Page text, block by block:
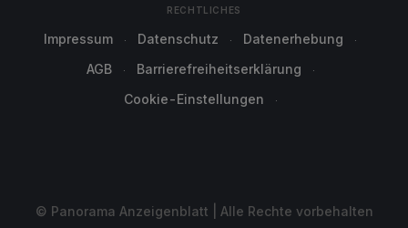
RECHTLICHES
Impressum Datenschutz
Datenerhebung
AGB
Barrierefreiheitserklärung
Cookie-Einstellungen
© Panorama Anzeigenblatt | Alle Rechte vorbehalten